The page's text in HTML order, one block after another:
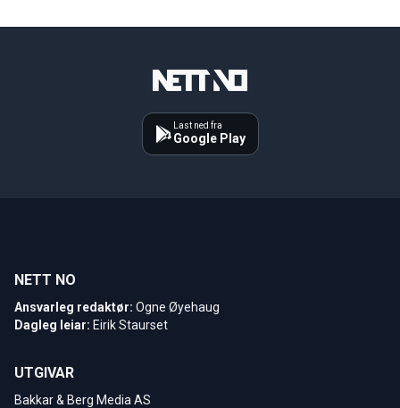
Last ned fra
Google Play
NETT NO
Ansvarleg redaktør: Ogne Øyehaug
Dagleg leiar: Eirik Staurset
UTGIVAR
Bakkar & Berg Media AS